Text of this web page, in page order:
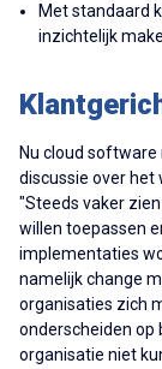
Met standaard
inzichtelijk
Nu cloud
discussie over het
"Steeds vaker
willen toepassen
implementaties
namelijk change
organisaties zich
onderscheiden op
organisatie niet